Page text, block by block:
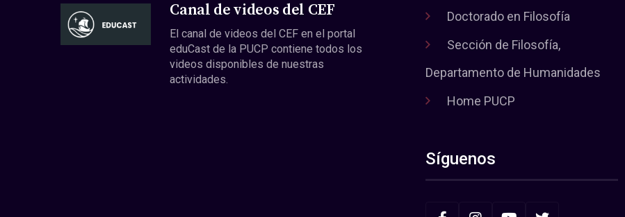
Canal de videos del CEF
El canal de videos del CEF en el portal
eduCast de la PUCP contiene todos los
videos disponibles de nuestras
actividades.
Doctorado en Filosofía
Sección de Filosofía,
Departamento de Humanidades
Home PUCP
Síguenos